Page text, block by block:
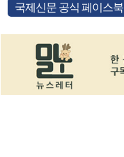
국제신문 공식 페이스북